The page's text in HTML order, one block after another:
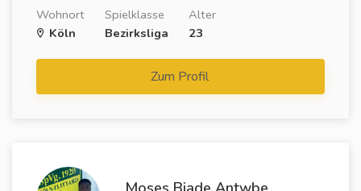
Wohnort
Köln
Spielklasse
Bezirksliga
Alter
23
Zum Profil